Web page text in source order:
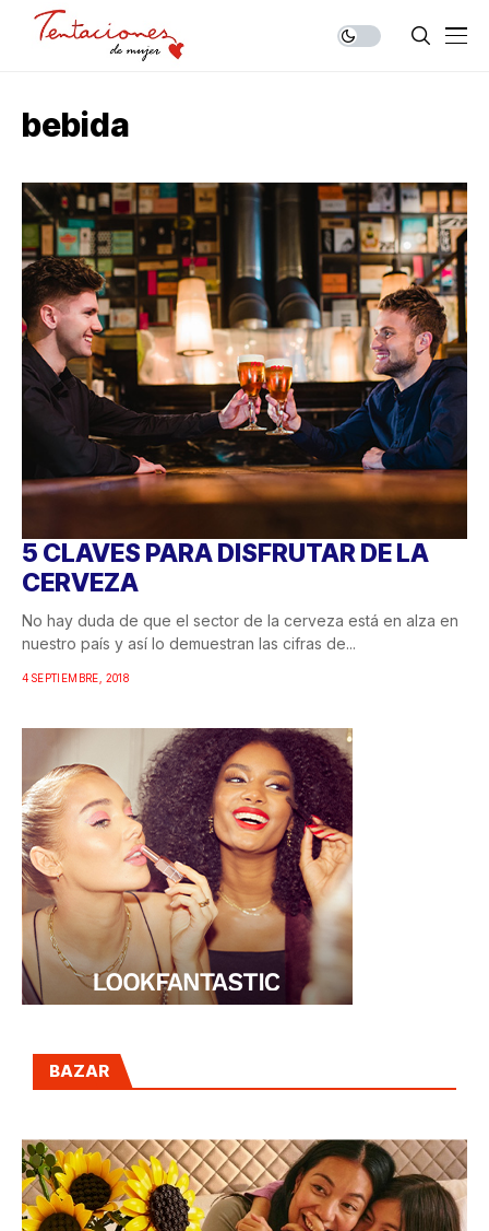
bebida
5 CLAVES PARA DISFRUTAR DE LA
CERVEZA
No hay duda de que el sector de la cerveza está en alza en
nuestro país y así lo demuestran las cifras de...
4 SEPTIEMBRE, 2018
BAZAR